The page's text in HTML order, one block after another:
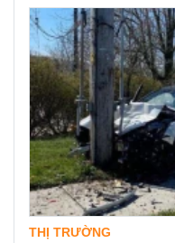
THỊ TRƯỜNG